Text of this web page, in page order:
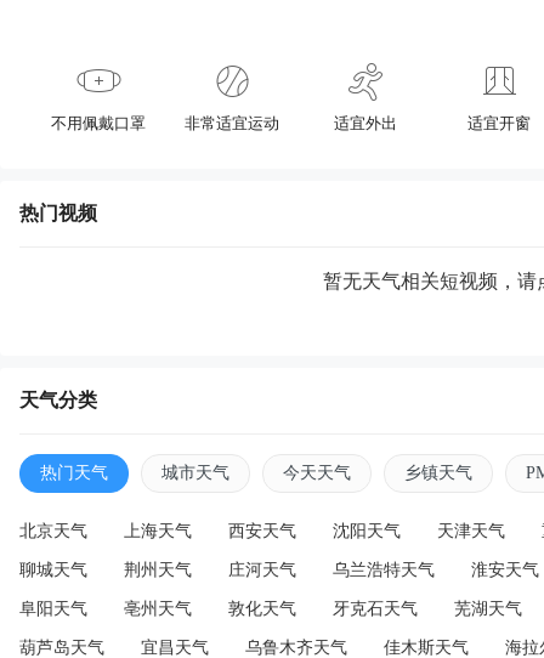
不用佩戴口罩 非常适宜运动 适宜外出 适宜开窗
热门视频
暂无天气相关短视频，请
天气分类
热门天气 城市天气 今天天气 乡镇天气
北京天气 上海天气 西安天气 沈阳天气 天津天气
聊城天气 荆州天气 庄河天气 乌兰浩特天气 淮安天气
阜阳天气 亳州天气 敦化天气 牙克石天气 芜湖天气
葫芦岛天气 宜昌天气 乌鲁木齐天气 佳木斯天气 海拉